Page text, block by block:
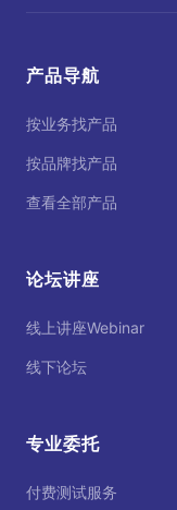
产品导航
按业务找产品
按品牌找产品
查看全部产品
论坛讲座
线上讲座Webinar
线下论坛
专业委托
付费测试服务